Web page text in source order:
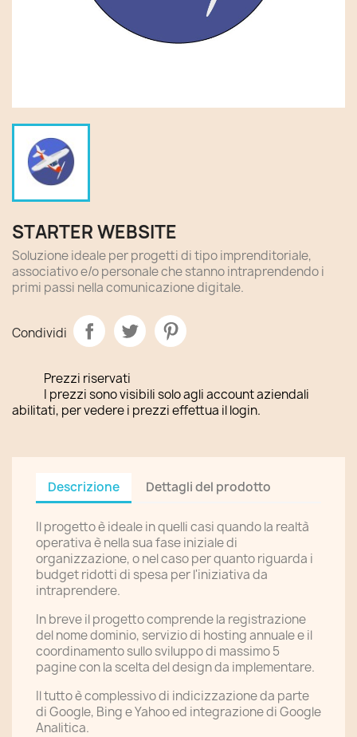
STARTER WEBSITE
Soluzione ideale per progetti di tipo imprenditoriale,
associativo e/o personale che stanno intraprendendo i
primi passi nella comunicazione digitale.
Condividi
Prezzi riservati
I prezzi sono visibili solo agli account aziendali
abilitati, per vedere i prezzi effettua il login.
Descrizione Dettagli del prodotto
Il progetto è ideale in quelli casi quando la realtà
operativa è nella sua fase iniziale di
organizzazione, o nel caso per quanto riguarda i
budget ridotti di spesa per l'iniziativa da
intraprendere.
In breve il progetto comprende la registrazione
del nome dominio, servizio di hosting annuale e il
coordinamento sullo sviluppo di massimo 5
pagine con la scelta del design da implementare.
Il tutto è complessivo di indicizzazione da parte
di Google, Bing e Yahoo ed integrazione di Google
Analitica.